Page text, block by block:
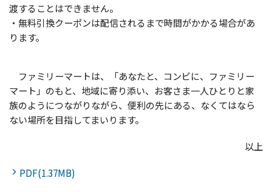
渡することはできません。
・無料引換クーポンは配信されるまで時間がかかる場合があ
ります。
ファミリーマートは、「あなたと、コンビに、ファミリー
マート」のもと、地域に寄り添い、お客さま一人ひとりと家
族のようにつながりながら、便利の先にある、なくてはなら
ない場所を目指してまいります。
以上
PDF(1.37MB)